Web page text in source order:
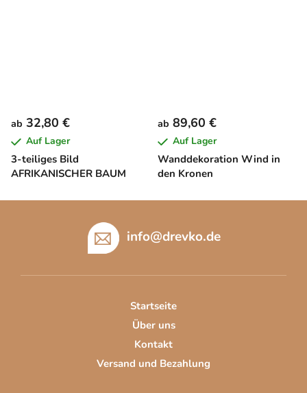
3-teiliges Bild
AFRIKANISCHER BAUM
ab 32,80 €
Auf Lager
Wanddekoration Wind in
den Kronen
ab 89,60 €
Auf Lager
info@drevko.de
Startseite
Über uns
Kontakt
Versand und Bezahlung